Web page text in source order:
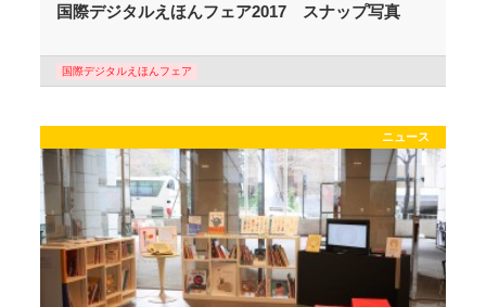
国際デジタルえほんフェア2017 スナップ写真
国際デジタルえほんフェア
ニュース